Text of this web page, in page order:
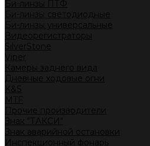
Би-линзы ПТФ
Би-линзы светодиодные
Би-линзы универсальные
Видеорегистраторы
SilverStone
Viper
Камеры заднего вида
Дневные ходовые огни
K&S
MTF
Прочие производители
Знак "ТАКСИ"
Знак аварийной остановки
Инспекционный фонарь